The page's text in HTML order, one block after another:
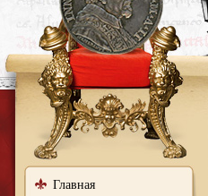
Главная